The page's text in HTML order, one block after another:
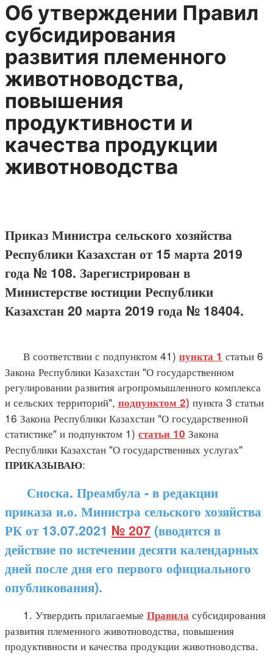
Об утверждении Правил
субсидирования
развития племенного
животноводства,
повышения
продуктивности и
качества продукции
животноводства
Приказ Министра сельского хозяйства
Республики Казахстан от 15 марта 2019
года № 108. Зарегистрирован в
Министерстве юстиции Республики
Казахстан 20 марта 2019 года № 18404.
В соответствии с подпунктом 41) пункта 1 статьи 6
Закона Республики Казахстан "О государственном
регулировании развития агропромышленного комплекса
и сельских территорий", подпунктом 2) пункта 3 статьи
16 Закона Республики Казахстан "О государственной
статистике" и подпунктом 1) статьи 10 Закона
Республики Казахстан "О государственных услугах"
ПРИКАЗЫВАЮ:
Сноска. Преамбула - в редакции
приказа и.о. Министра сельского хозяйства
РК от 13.07.2021 № 207 (вводится в
действие по истечении десяти календарных
дней после дня его первого официального
опубликования).
1. Утвердить прилагаемые Правила субсидирования
развития племенного животноводства, повышения
продуктивности и качества продукции животноводства.